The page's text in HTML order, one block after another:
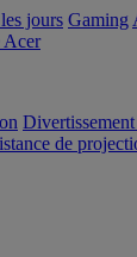
jours Gaming
Acer
de